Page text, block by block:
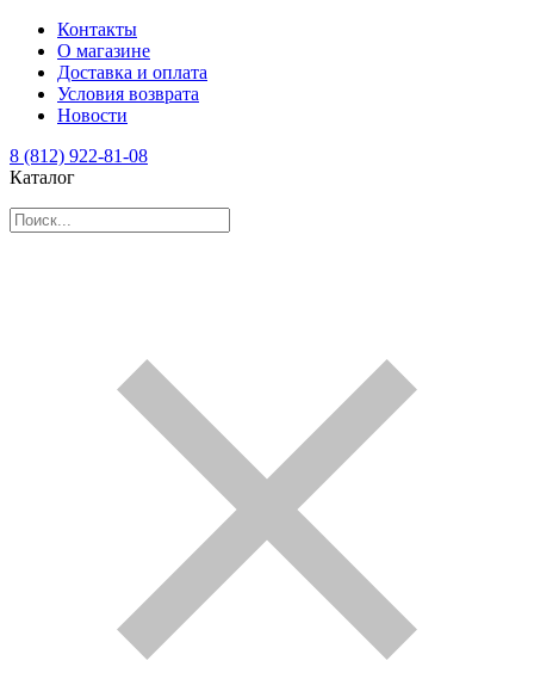
Контакты
О магазине
Доставка и оплата
Условия возврата
Новости
8 (812) 922-81-08
Каталог